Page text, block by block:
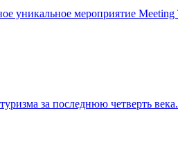
мероприятие Meeting
за последнюю четверть